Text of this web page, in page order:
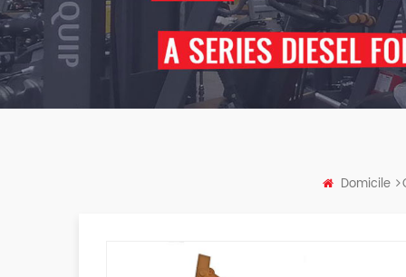
Domicile